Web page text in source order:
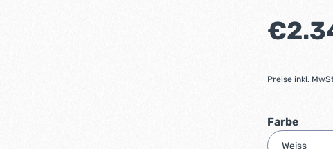
Regulärer
Preise inkl.
Farbe